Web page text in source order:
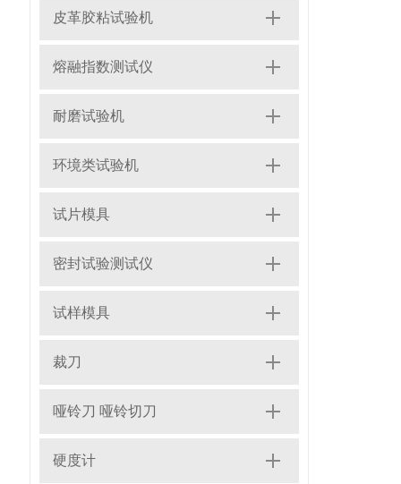
皮革胶粘试验机
熔融指数测试仪
耐磨试验机
环境类试验机
试片模具
密封试验测试仪
试样模具
裁刀
哑铃刀 哑铃切刀
硬度计